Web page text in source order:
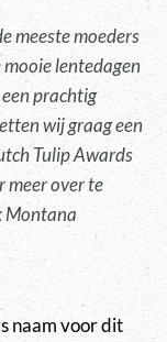
meeste moeders
lentedagen
prachtig
wij graag een
Tulip Awards
meer over te
Montana
naam voor dit